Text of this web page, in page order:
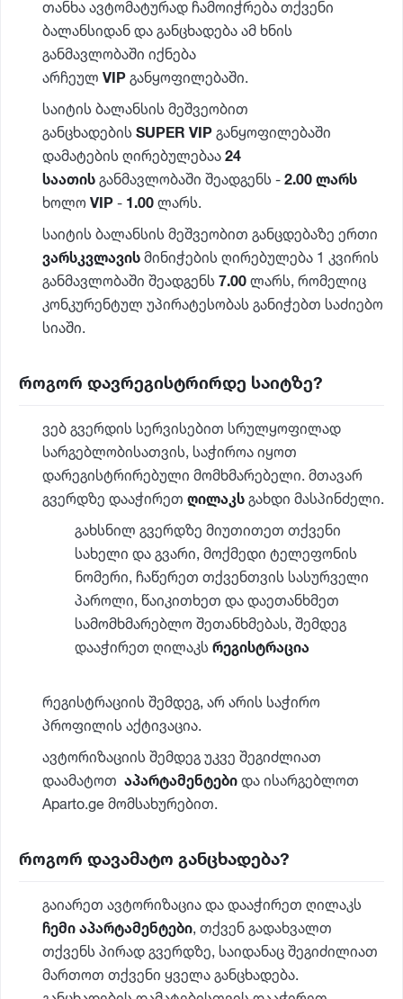
თანხა ავტომატურად ჩამოიჭრება თქვენი
ბალანსიდან და განცხადება ამ ხნის
განმავლობაში იქნება
არჩეულ VIP განყოფილებაში.
საიტის ბალანსის მეშვეობით
განცხადების SUPER VIP განყოფილებაში
დამატების ღირებულებაა 24
საათის განმავლობაში შეადგენს - 2.00 ლარს
ხოლო VIP - 1.00 ლარს.
საიტის ბალანსის მეშვეობით განცდებაზე ერთი
ვარსკვლავის მინიჭების ღირებულება 1 კვირის
განმავლობაში შეადგენს 7.00 ლარს, რომელიც
კონკურენტულ უპირატესობას განიჭებთ საძიებო
სიაში.
როგორ დავრეგისტრირდე საიტზე?
ვებ გვერდის სერვისებით სრულყოფილად
სარგებლობისათვის, საჭიროა იყოთ
დარეგისტრირებული მომხმარებელი. მთავარ
გვერდზე დააჭირეთ ღილაკს გახდი მასპინძელი.
გახსნილ გვერდზე მიუთითეთ თქვენი
სახელი და გვარი, მოქმედი ტელეფონის
ნომერი, ჩაწერეთ თქვენთვის სასურველი
პაროლი, წაიკითხეთ და დაეთანხმეთ
სამომხმარებლო შეთანხმებას, შემდეგ
დააჭირეთ ღილაკს რეგისტრაცია
რეგისტრაციის შემდეგ, არ არის საჭირო
პროფილის აქტივაცია.
ავტორიზაციის შემდეგ უკვე შეგიძლიათ
დაამატოთ აპარტამენტები და ისარგებლოთ
Aparto.ge მომსახურებით.
როგორ დავამატო განცხადება?
გაიარეთ ავტორიზაცია და დააჭირეთ ღილაკს
ჩემი აპარტამენტები, თქვენ გადახვალთ
თქვენს პირად გვერდზე, საიდანაც შეგიძილიათ
მართოთ თქვენი ყველა განცხადება.